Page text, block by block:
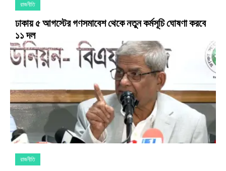
রাজনীতি
ঢাকায় ৫ আগস্টের গণসমাবেশ থেকে নতুন কর্মসূচি ঘোষণা করবে
১১ দল
রাজনীতি